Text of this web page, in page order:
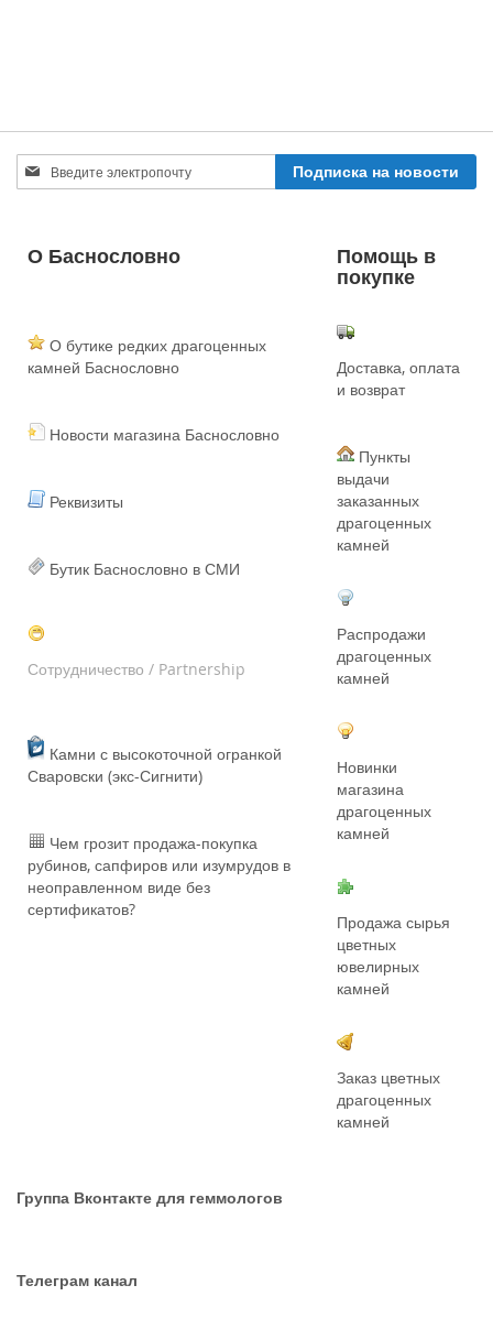
Sign
Up
Newsletter:
Подписка на новости
О Баснословно Помощь в
покупке
О бутике редких драгоценных
камней Баснословно
Новости магазина Баснословно
Реквизиты
Бутик Баснословно в СМИ
Сотрудничество / Partnership
Камни с высокоточной огранкой
Сваровски (экс-Сигнити)
Чем грозит продажа-покупка
рубинов, сапфиров или изумрудов в
неоправленном виде без
сертификатов?
Доставка, оплата
и возврат
Пункты
выдачи
заказанных
драгоценных
камней
Распродажи
драгоценных
камней
Новинки
магазина
драгоценных
камней
Продажа сырья
цветных
ювелирных
камней
Заказ цветных
драгоценных
камней
Группа Вконтакте для геммологов
Телеграм канал